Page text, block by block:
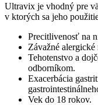
Ultravix je vhodný pre
v ktorých sa jeho
Precitlivenosť na
Závažné
Tehotenstvo a
odborníkom.
Exacerbácia
Vek do 18 rokov.